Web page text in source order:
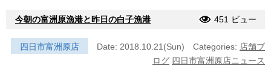
今朝の富洲原漁港と昨日の白子漁港 451 ビュー
四日市富洲原店 Date: 2018.10.21(Sun) Categories: 店舗ブ
ログ 四日市富洲原店ニュース